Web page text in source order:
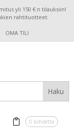
yli 150 €:n tilauksiin!
rahtituotteet.
OMA TILI
0 kohdetta